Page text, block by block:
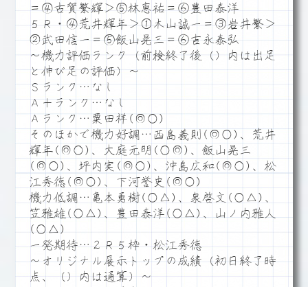
＝④古賀繁輝＞⑤林恵祐＝⑥豊田泰洋
５Ｒ・④荒井輝年＞①木山誠一＝③岩井繁＞
②武田信一＝⑤飯山晃三＝⑥吉永泰弘
～機力評価ランク（前検終了後（）内は出足
と伸び足の評価）～
Ｓランク…なし
Ａ＋ランク…なし
Ａランク…粟田祥(◎○)
そのほかで機力好調…西島義則(◎○)、荒井
輝年(◎○)、大庭元明(○◎)、飯山晃三
(◎○)、坪内実(◎○)、沖島広和(◎○)、松
江秀徳(◎○)、下河誉史(◎○)
機力低調…亀本勇樹(○△)、泉啓文(○△)、
笠雅雄(○△)、豊田泰洋(○△)、山ノ内雅人
(○△)
一発期待…２Ｒ５枠・松江秀徳
～オリジナル展示トップの成績（初日終了時
点、（）内は通算）～